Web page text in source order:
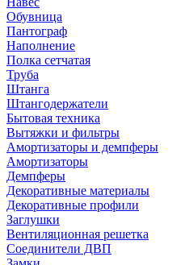
Обувница
Пантограф
Наполнение
Полка сетчатая
Труба
Штанга
Штангодержатели
Бытовая техника
Вытяжки и фильтры
Амортизаторы и демпферы
Амортизаторы
Демпферы
Декоративные материалы
Декоративные профили
Заглушки
Вентиляционная решетка
Соединители ДВП